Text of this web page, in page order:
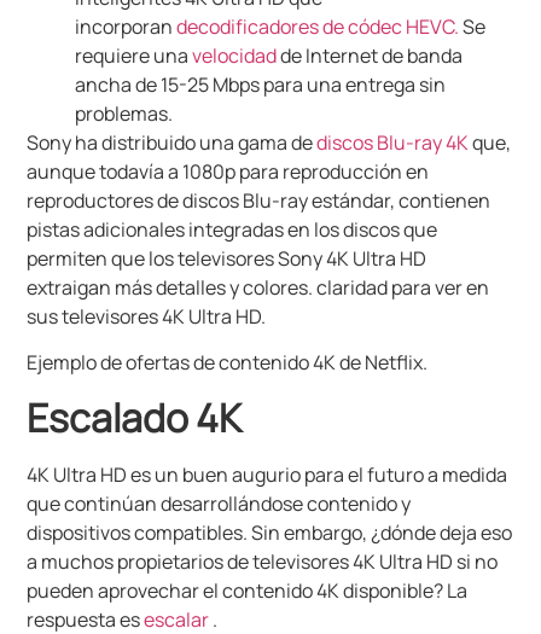
incorporan decodificadores de códec HEVC. Se
requiere una velocidadde Internet de banda
ancha de 15-25 Mbps para una entrega sin
problemas.
Sony ha distribuido una gama dediscos Blu-ray 4Kque,
aunque todavía a 1080p para reproducción en
reproductores de discos Blu-ray estándar, contienen
pistas adicionales integradas en los discos que
permiten que los televisores Sony 4K Ultra HD
extraigan más detalles y colores. claridad para ver en
sus televisores 4K Ultra HD.
Ejemplo de ofertas de contenido 4K de Netflix.
Escalado 4K
4K Ultra HD es un buen augurio para el futuro a medida
que continúan desarrollándose contenido y
dispositivos compatibles. Sin embargo, ¿dónde deja eso
a muchos propietarios de televisores 4K Ultra HD si no
pueden aprovechar el contenido 4K disponible?La
respuesta esescalar.